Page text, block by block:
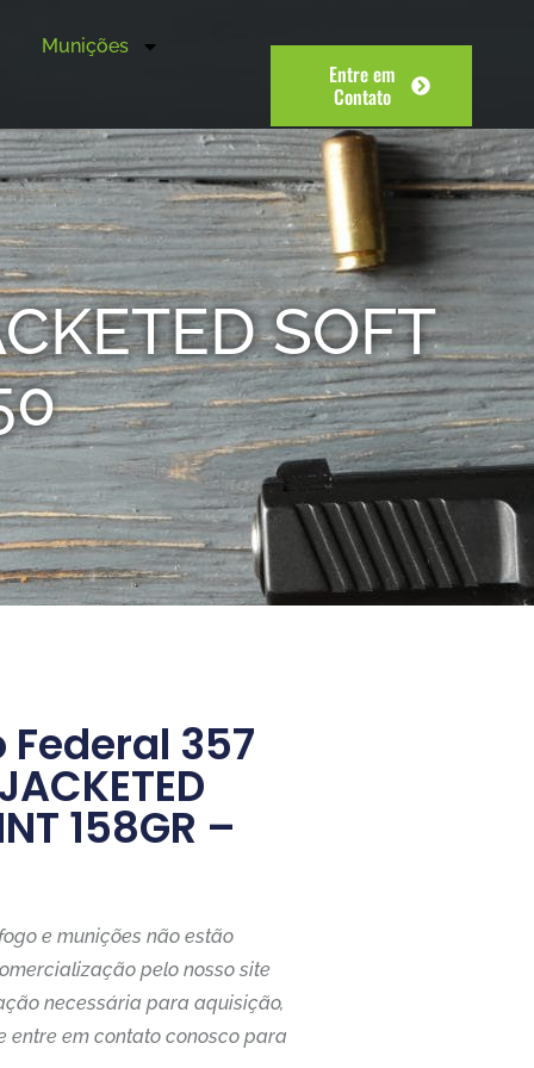
Munições
Entre em
Contato
SOFT
357
158GR –
e munições não estão
pelo nosso site
necessária para aquisição,
entre em contato conosco para